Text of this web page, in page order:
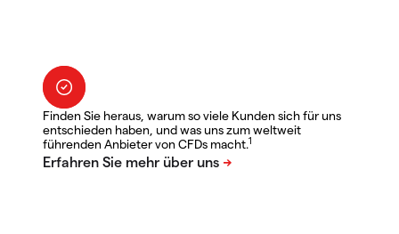
Finden Sie heraus, warum so viele Kunden sich für uns
entschieden haben, und was uns zum weltweit
führenden Anbieter von CFDs macht.1